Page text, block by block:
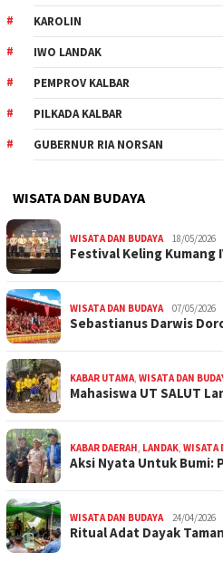
KAROLIN
IWO LANDAK
PEMPROV KALBAR
PILKADA KALBAR
GUBERNUR RIA NORSAN
WISATA DAN BUDAYA
WISATA DAN BUDAYA 18/05/2026
Festival Keling Kumang
WISATA DAN BUDAYA 07/05/2026
Sebastianus Darwis
KABAR UTAMA, WISATA DAN
Mahasiswa UT SALUT
KABAR DAERAH, LANDAK, WISATA
Aksi Nyata Untuk Bumi:
WISATA DAN BUDAYA 24/04/2026
Ritual Adat Dayak